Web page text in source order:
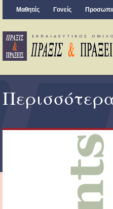
Μαθητές Γονείς